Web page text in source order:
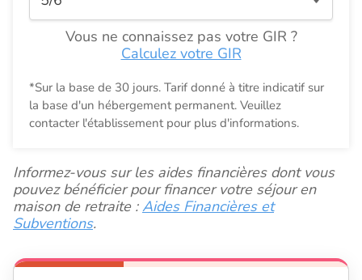
Vous ne connaissez pas votre GIR ?
Calculez votre GIR
*Sur la base de 30 jours. Tarif donné à titre indicatif sur
la base d'un hébergement permanent. Veuillez
contacter l'établissement pour plus d'informations.
Informez-vous sur les aides financières dont vous
pouvez bénéficier pour financer votre séjour en
maison de retraite :Aides Financières et
Subventions.